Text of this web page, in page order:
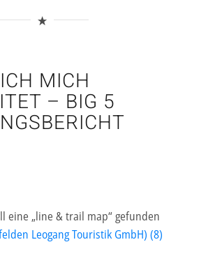
MICH
– BIG 5
eine „line & trail map“ gefunden
Leogang Touristik GmbH) (8)